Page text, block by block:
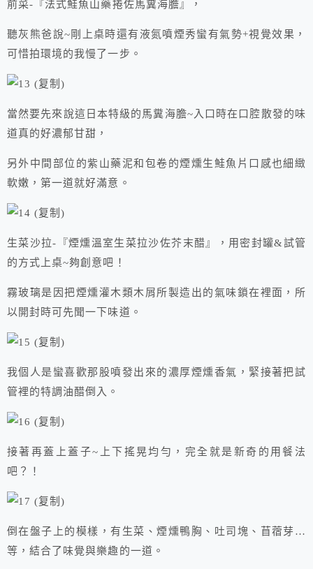
前菜-『法式鮭魚山藥捲佐馬糞海膽』，
聽灰熊爸說~剛上桌時還有液氮噴煙秀蠻有氣勢+視覺效果，
可惜拍環境的我慢了一步。
當然要先來說這日本特級的馬糞海膽~入口時在口腔散發的味
道真的好濃郁甘甜，
另外中間部位的紫山藥泥和包卷的煙燻生鮭魚片口感也細緻
軟嫩，第一道就好滿意。
生菜沙拉-『煙燻溫室生菜拉沙佐芥末醋』，用密封罐&試管
的方式上桌~夠創意吧！
霧玻璃是因把煙燻灌木類木屑所製造出的氣味鎖在裡面，所
以開封時可先聞一下味道。
我個人是蠻喜歡那股噴發出來的濃厚煙燻香氣，緊接著把試
管裡的特調油醋倒入。
接著再蓋上蓋子~上下搖晃均勻，完全就是新奇的用餐法
吧？！
倒在盤子上的模樣，有生菜、煙燻鴨胸、吐司塊、苜蓿芽…
等，結合了味覺與樂趣的一道。